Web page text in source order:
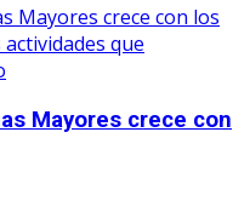
Mayores crece con